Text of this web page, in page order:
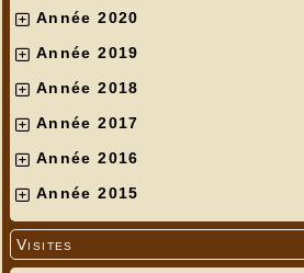
Année 2020
Année 2019
Année 2018
Année 2017
Année 2016
Année 2015
Visites